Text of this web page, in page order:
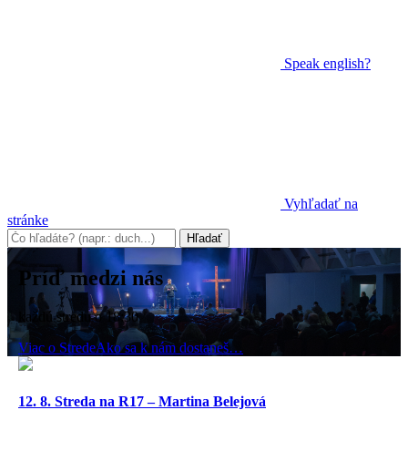
Speak english?
Vyhľadať na
stránke
Príď medzi nás
každú stredu o 18:30
Viac o StredeAko sa k nám dostaneš…
12. 8. Streda na R17 – Martina Belejová